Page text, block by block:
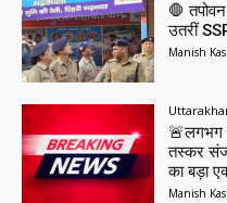
🛑
उतरीं
Manish
🚨लगभग
तस्कर
का बड़ा
Manish